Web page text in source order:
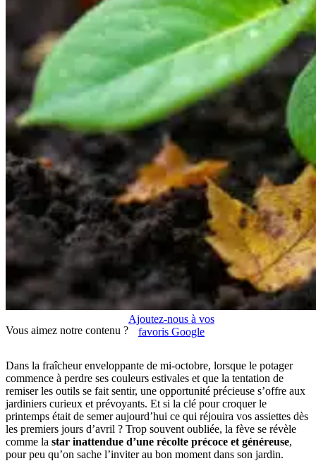
Vous aimez notre contenu ?
Ajoutez-nous à vos
favoris Google
Dans la fraîcheur enveloppante de mi-octobre, lorsque le potager
commence à perdre ses couleurs estivales et que la tentation de
remiser les outils se fait sentir, une opportunité précieuse s’offre aux
jardiniers curieux et prévoyants. Et si la clé pour croquer le
printemps était de semer aujourd’hui ce qui réjouira vos assiettes dès
les premiers jours d’avril ? Trop souvent oubliée, la fève se révèle
comme la star inattendue d’une récolte précoce et généreuse,
pour peu qu’on sache l’inviter au bon moment dans son jardin.